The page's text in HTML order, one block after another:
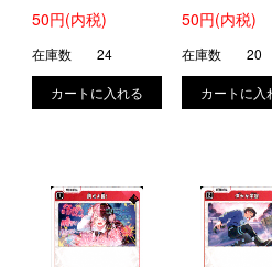
021/100)
50円(内税)
在庫数 24
024/100)
50円(内税)
在庫数 20